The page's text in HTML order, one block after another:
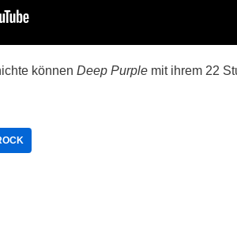
Atmosphäre der Songs schadet das
der Einfluss von
und
können Deep Purplemit ihrem 22